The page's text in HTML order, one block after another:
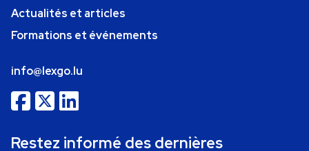
Actualités et articles
Formations et événements
info@lexgo.lu
Restez informé des dernières